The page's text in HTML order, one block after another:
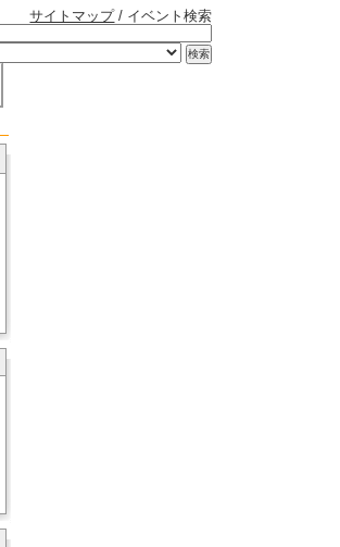
サイトマップ/ イベント検索